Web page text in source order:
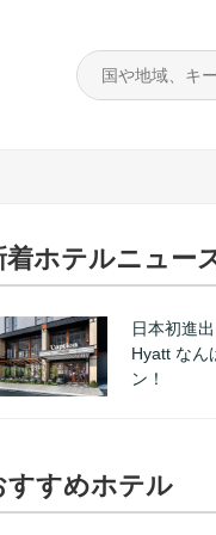
着ホテルニュー
日本初進
Hyatt なん
ン！
すすめホテル